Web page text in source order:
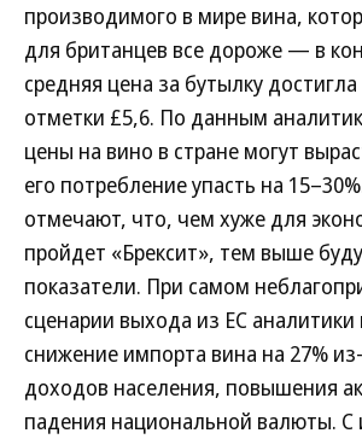
производимого в мире вина,
для британцев все дороже — в
средняя цена за бутылку
отметки £5,6. По данным
цены на вино в стране могут
его потребление упасть на
отмечают, что, чем хуже для
пройдет «Брексит», тем выше
показатели. При самом
сценарии выхода из ЕС
снижение импорта вина на 27%
доходов населения, повышения
падения национальной валюты. С